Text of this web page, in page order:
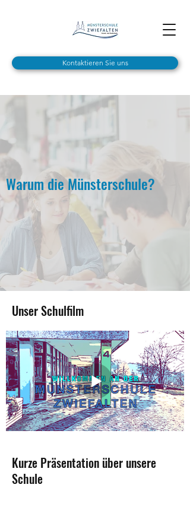
Kontaktieren Sie uns
Warum die Münsterschule?
Unser Schulfilm
Kurze Präsentation über unsere
Schule